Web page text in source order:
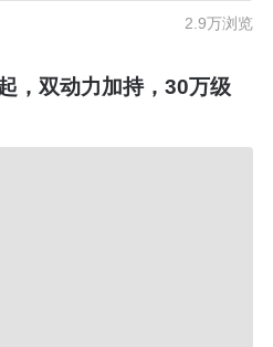
2.9万浏览
，双动力加持，30万级